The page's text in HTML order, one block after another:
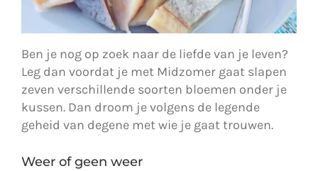
Ben je nog op zoek naar de liefde van je leven?
Leg dan voordat je met Midzomer gaat slapen
zeven verschillende soorten bloemen onder je
kussen. Dan droom je volgens de legende
geheid van degene met wie je gaat trouwen.
Weer of geen weer